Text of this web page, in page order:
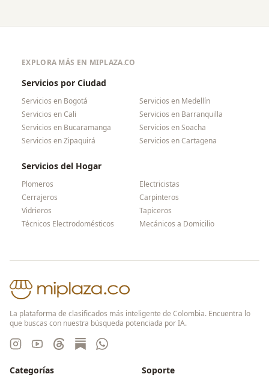
EXPLORA MÁS EN MIPLAZA.CO
Servicios por Ciudad
Servicios en Bogotá Servicios en Medellín
Servicios enCali Servicios en Barranquilla
Servicios en Bucaramanga Servicios enSoacha
Servicios enZipaquirá Servicios enCartagena
Servicios del Hogar
Plomeros
Electricistas
Cerrajeros
Carpinteros
Vidrieros
Tapiceros
Técnicos Electrodomésticos
Mecánicos a Domicilio
La plataforma de clasificados más inteligente de Colombia. Encuentra lo
que buscas con nuestra búsqueda potenciada por IA.
Categorías Soporte